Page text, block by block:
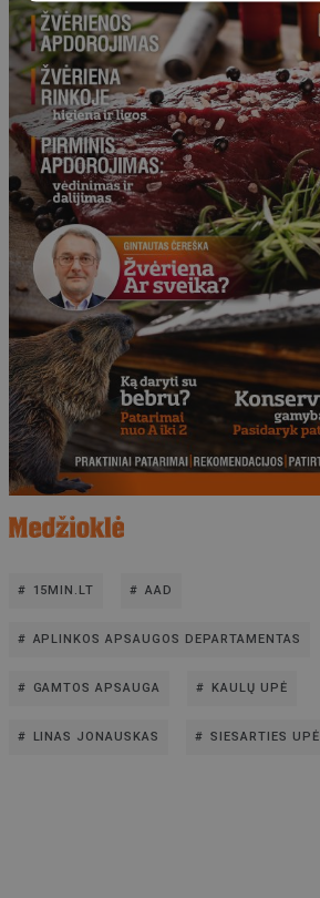
15MIN.LT AAD
APLINKOS APSAUGOS DEPARTAMENTAS
GAMTOS APSAUGA KAULŲ UPĖ
LINAS JONAUSKAS SIESARTIES UPĖ